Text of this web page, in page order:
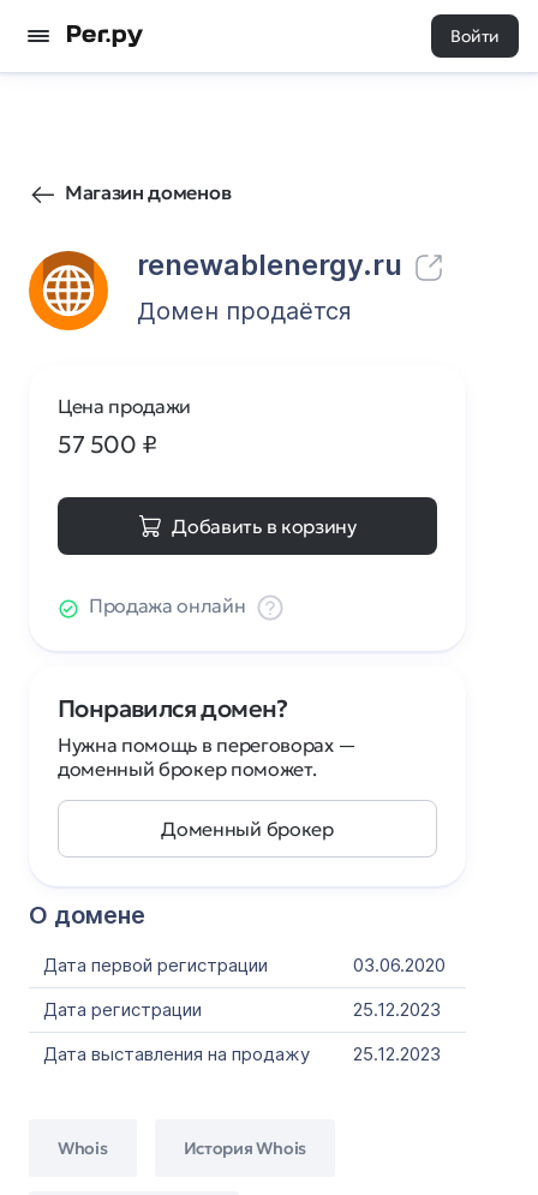
Войти
Магазин доменов
renewablenergy.ru
42 0
Домен продаётся
О домене
Дата первой регистрации
03.06.2020
Дата регистрации
25.12.2023
Дата выставления на продажу
25.12.2023
Whois История Whois
Цена продажи
57 500 ₽
Добавить в корзину
Продажа онлайн
Понравился домен?
Нужна помощь в переговорах —
доменный брокер поможет.
Доменный брокер